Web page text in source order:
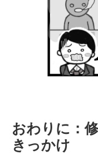
おわりに：
きっかけ